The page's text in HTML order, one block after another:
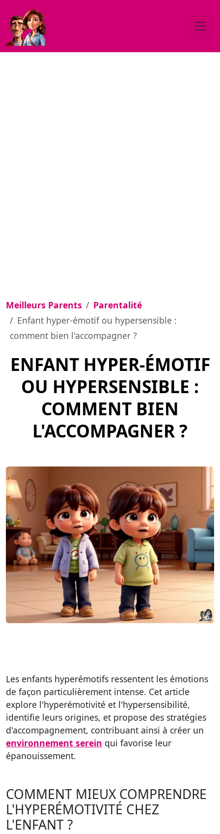
Meilleurs Parents
Parentalité
Enfant hyper-émotif ou hypersensible :
comment bien l'accompagner ?
ENFANT HYPER-ÉMOTIF
OU HYPERSENSIBLE :
COMMENT BIEN
L'ACCOMPAGNER ?
Les enfants hyperémotifs ressentent les émotions
de façon particulièrement intense. Cet article
explore l'hyperémotivité et l'hypersensibilité,
identifie leurs origines, et propose des stratégies
d'accompagnement, contribuant ainsi à créer un
environnement serein qui favorise leur
épanouissement.
COMMENT MIEUX COMPRENDRE
L'HYPERÉMOTIVITÉ CHEZ
L'ENFANT ?